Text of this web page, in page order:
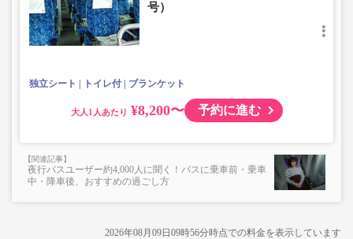
号）
独立シート トイレ付 ブランケット
大人 ¥8,200〜 予約に進む
夜行バスユーザー約4,000人に聞く！バスに乗車前・乗車
中・降車後、おすすめの過ごし方
2026年08月09日09時56分時点での料金を表示しています